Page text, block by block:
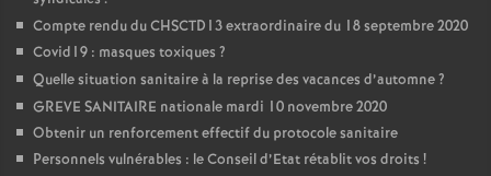
Compte rendu du CHSCTD13 extraordinaire du 18 septembre 2020
Covid19 : masques toxiques ?
Quelle situation sanitaire à la reprise des vacances d’automne?
GREVE SANITAIRE nationale mardi 10 novembre 2020
Obtenir un renforcement effectif du protocole sanitaire
Personnels vulnérables : le Conseil d’Etat rétablit vos droits !